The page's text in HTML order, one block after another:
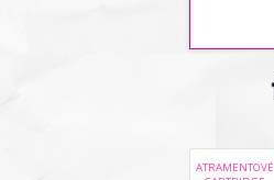
ATRAMENTOVÉ